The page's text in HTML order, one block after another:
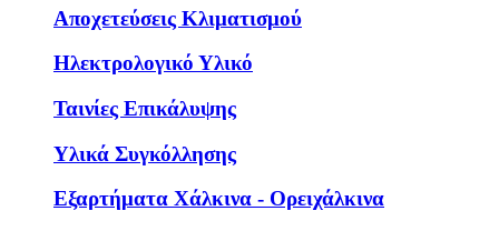
Αποχετεύσεις Κλιματισμού
Ηλεκτρολογικό Υλικό
Ταινίες Επικάλυψης
Υλικά Συγκόλλησης
Εξαρτήματα Χάλκινα - Ορειχάλκινα